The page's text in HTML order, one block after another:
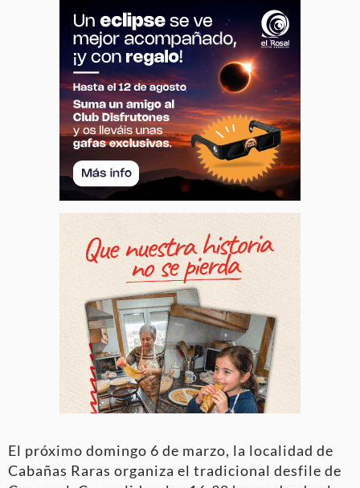
El próximo domingo 6 de marzo, la localidad de
Cabañas Raras organiza el tradicional desfile de